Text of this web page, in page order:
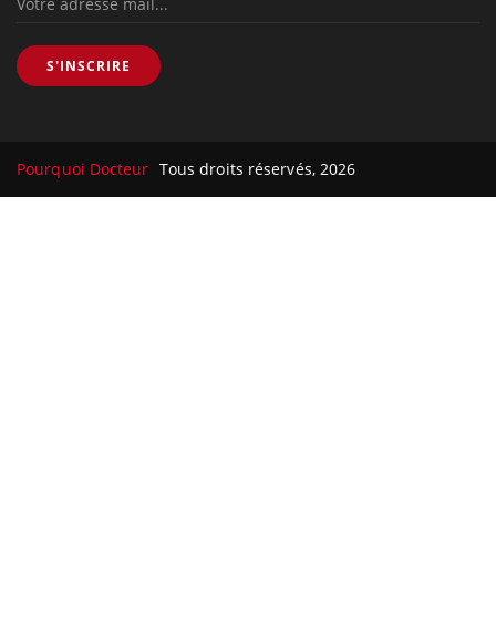
S'INSCRIRE
Pourquoi Docteur Tous droits réservés, 2026